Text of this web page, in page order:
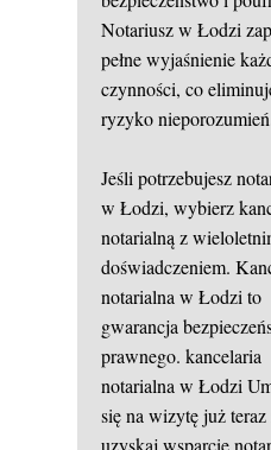
Notariusz w Łodzi
pełne wyjaśnienie
czynności, co
ryzyko
Jeśli potrzebujesz
w Łodzi, wybierz
notarialną z
doświadczeniem.
notarialna w Łodzi to
gwarancja
prawnego. kancelaria
notarialna w Łodzi
się na wizytę już
uzyskaj wsparcie